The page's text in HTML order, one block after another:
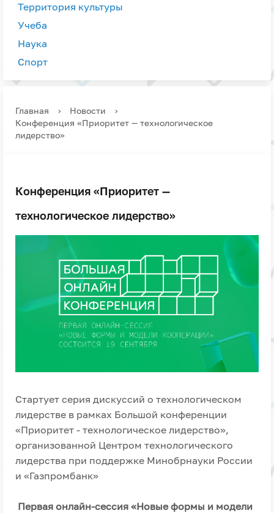
Территория культуры
Учеба
Наука
Спорт
Главная › Новости
›
Конференция «Приоритет — технологическое
лидерство»
Конференция «Приоритет —
технологическое лидерство»
Стартует серия дискуссий о технологическом
лидерстве в рамках Большой конференции
«Приоритет - технологическое лидерство»,
организованной Центром технологического
лидерства при поддержке Минобрнауки России
и «Газпромбанк»
Первая онлайн-сессия «Новые формы и модели